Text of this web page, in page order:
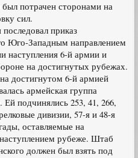
потрачен сторонами на
сил.
приказ
Юго-Западным направлением
наступления 6-й армии и
на достигнутых рубежах.
достигнутом 6-й армией
армейская группа
подчинялись 253, 41, 266,
дивизии, 57-я и 48-я
оставляемые на
рубеже. Штаб
должен был взять под